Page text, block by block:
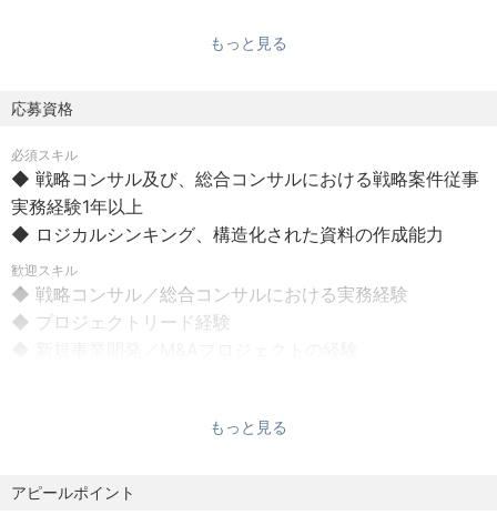
CxO層と向き合う戦略レイヤーの議論はもちろん、まだ世
な次世代のコンサルティングを追求しています。
5年で売上300億円・1,000名という垂直立ち上げに挑んで
おり、現在、その土台を共に築き、推進していく創業メン
バーを求めています。特に足元ではCxO層からの戦略案件
のご相談が急増しており、これらをリードする仲間を積極
採用中です。
━━━━━━━━━━━━━━━━━━━━━━━━
レゼンテーション
※給与は経験・能力を考慮の上決定します。
◾️勤務時間
9:00~18:00
・ハイブリッド勤務可能
※ただし、創業期のため、基本的にオフィスでの対面コミュ
ニケーションを重視。
・フレックスタイム：あり
・年次有給休暇
もっと見る
応募資格
必須スキル
◆ 戦略コンサル及び、総合コンサルにおける戦略案件従事
実務経験1年以上
◆ ロジカルシンキング、構造化された資料の作成能力
歓迎スキル
◆ 戦略コンサル／総合コンサルにおける実務経験
◆ プロジェクトリード経験
方
もっと見る
アピールポイント